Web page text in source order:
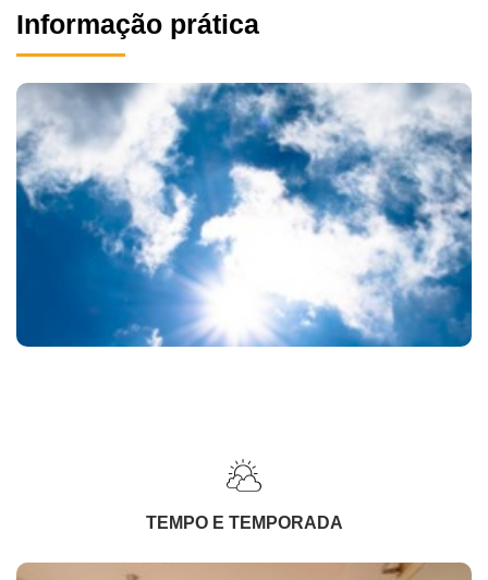
Informação prática
TEMPO E TEMPORADA